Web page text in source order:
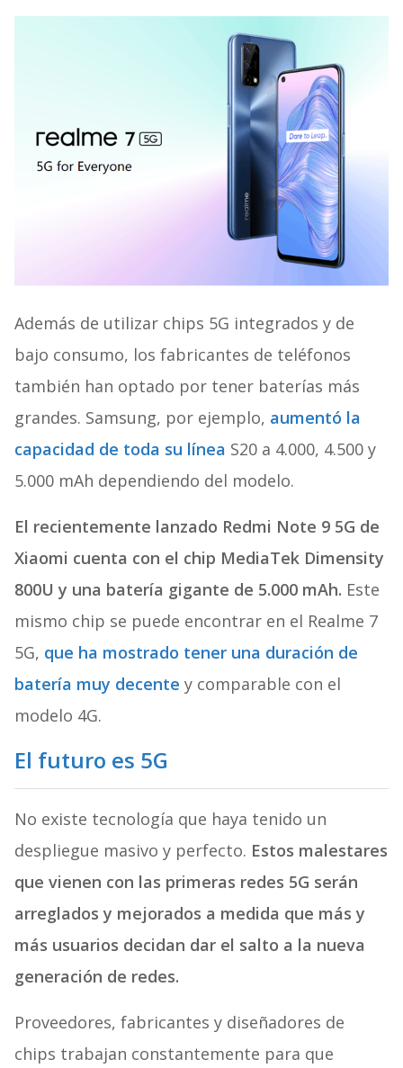
Además de utilizar chips 5G integrados y de
bajo consumo, los fabricantes de teléfonos
también han optado por tener baterías más
grandes. Samsung, por ejemplo, aumentó la
capacidad de toda su línea S20 a 4.000, 4.500 y
5.000 mAh dependiendo del modelo.
El recientemente lanzado Redmi Note 9 5G de
Xiaomi cuenta con el chip MediaTek Dimensity
800U y una batería gigante de 5.000 mAh. Este
mismo chip se puede encontrar en el Realme 7
5G, que ha mostrado tener una duración de
batería muy decente y comparable con el
modelo 4G.
El futuro es 5G
No existe tecnología que haya tenido un
despliegue masivo y perfecto. Estos malestares
que vienen con las primeras redes 5G serán
arreglados y mejorados a medida que más y
más usuarios decidan dar el salto a la nueva
generación de redes.
Proveedores, fabricantes y diseñadores de
chips trabajan constantemente para que